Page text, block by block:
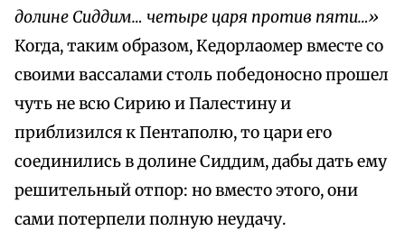
долине Сиддим… четыре царя против пяти…»
Когда, таким образом, Кедорлаомер вместе со
своими вассалами столь победоносно прошел
чуть не всю Сирию и Палестину и
приблизился к Пентаполю, то цари его
соединились в долине Сиддим, дабы дать ему
решительный отпор: но вместо этого, они
сами потерпели полную неудачу.